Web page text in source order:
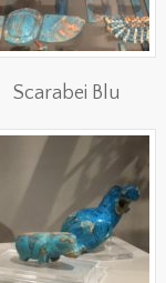
Scarabei Blu